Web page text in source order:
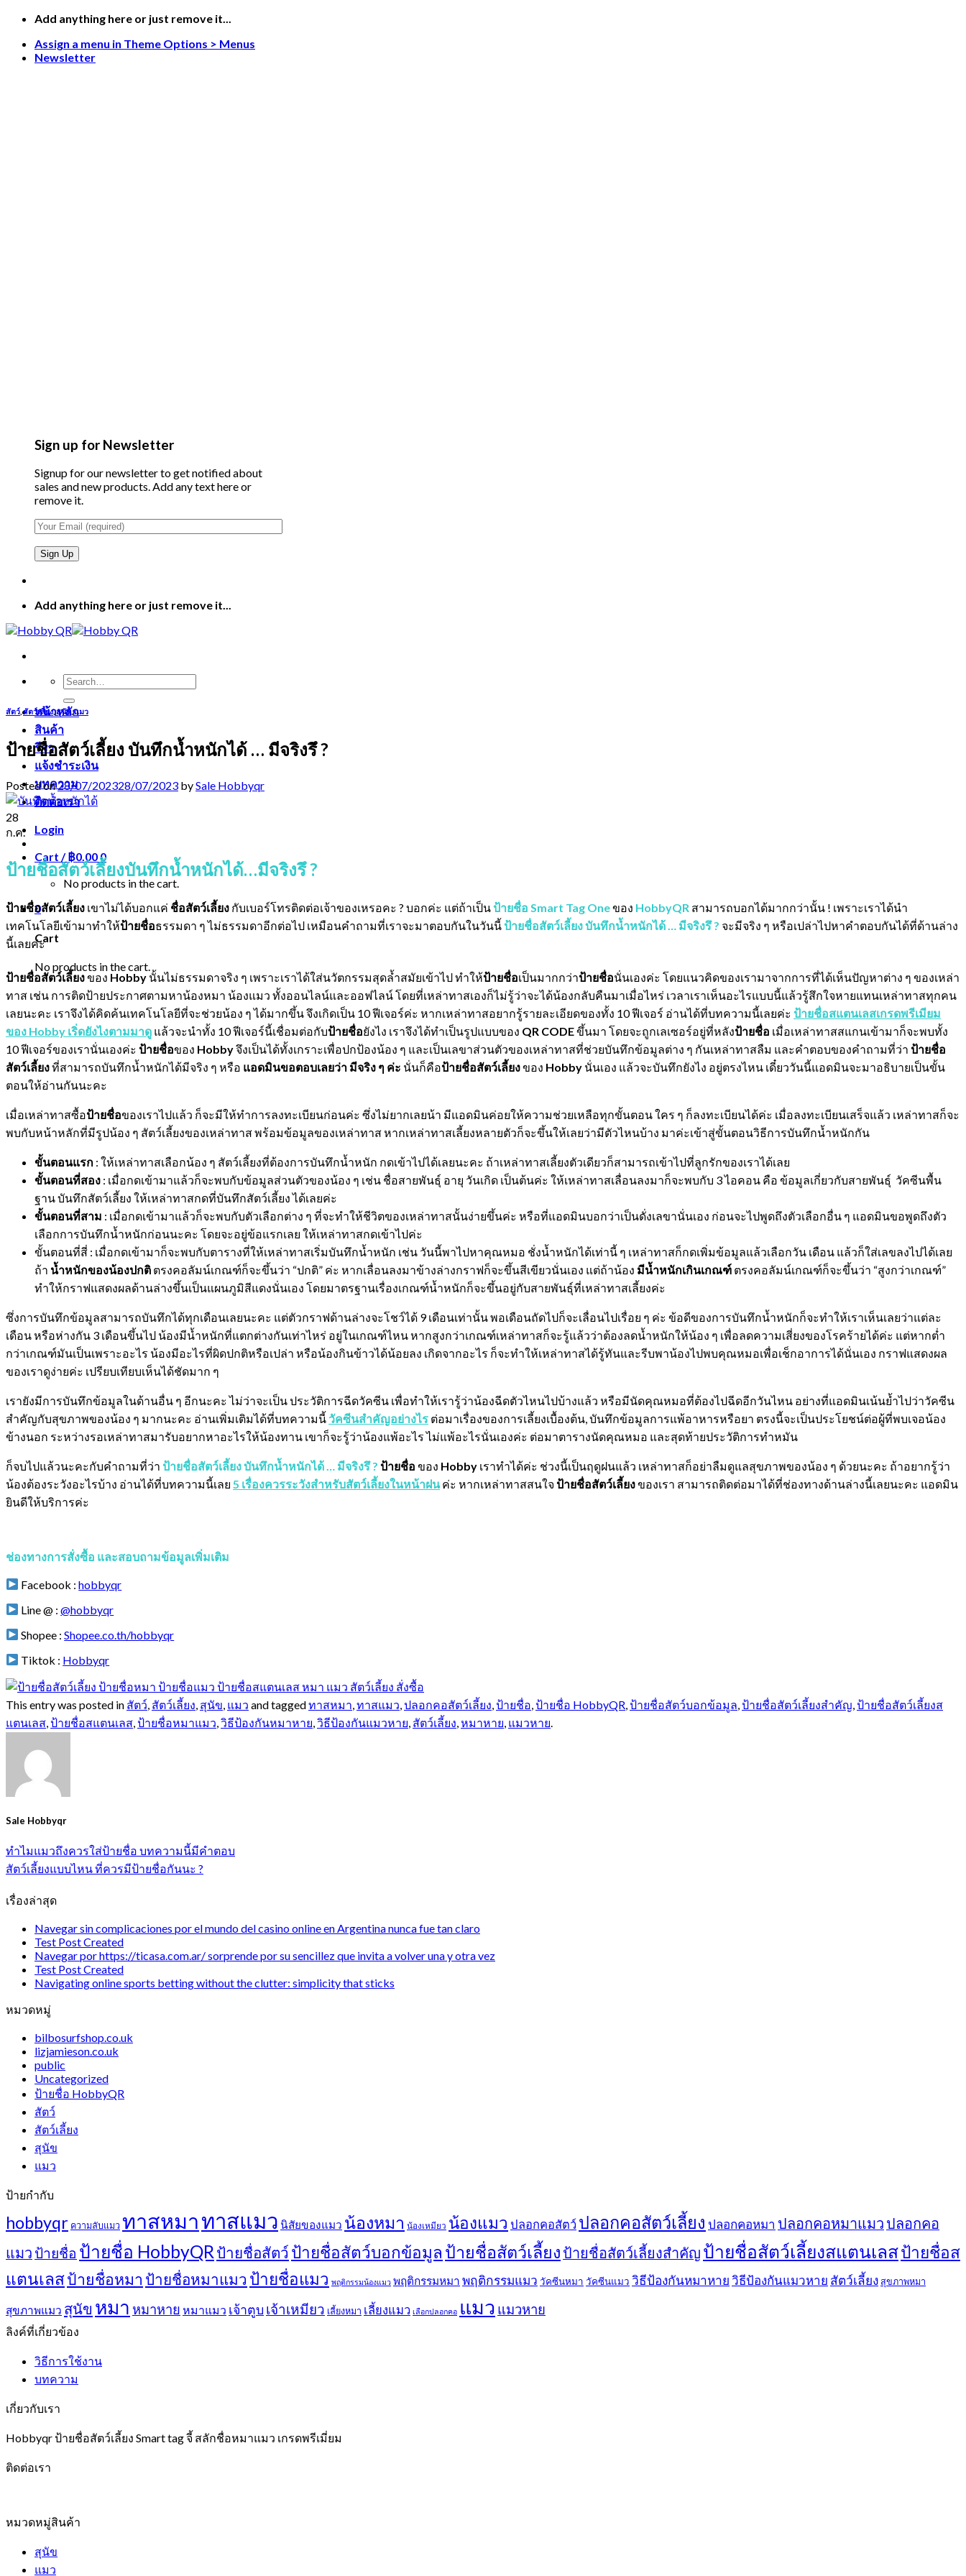
Skip
content
Add anything here or just remove it...
Assign a menu in Theme Options > Menus
Newsletter
Sign up for Newsletter
Signup for our newsletter to get notified about
sales and new products. Add any text here or
remove it.
Add anything here or just remove it...
Search
for:
หน้าหลัก
สินค้า
รีวิว
แจ้งชำระเงิน
บทความ
ติดต่อเรา
Login
Cart /฿0.000
No products in the cart.
0
Cart
No products in the cart.
สัตว์ ,สัตว์เลี้ยง,สุนัข,แมว
ป้ายชื่อสัตว์เลี้ยง บันทึกน้ำหนักได้ … มีจริงรึ ?
Posted on28/07/202328/07/2023 bySale Hobbyqr
28
ก.ค.
ป้ายชื่อสัตว์เลี้ยงบันทึกน้ำหนักได้…มีจริงรึ ?
ป้ายชื่อสัตว์เลี้ยง เขาไม่ได้บอกแค่ ชื่อสัตว์เลี้ยง กับเบอร์โทรติดต่อเจ้าของเหรอคะ ? บอกค่ะ แต่ถ้าเป็น ป้ายชื่อ Smart Tag Oneของ HobbyQR สามารถบอกได้มากกว่านั้น ! เพราะเราได้นำ
เทคโนโลยีเข้ามาทำให้ป้ายชื่อธรรมดา ๆ ไม่ธรรมดาอีกต่อไป เหมือนคำถามที่เราจะมาตอบกันในวันนี้ ป้ายชื่อสัตว์เลี้ยง บันทึกน้ำหนักได้ … มีจริงรึ ? จะมีจริง ๆ หรือเปล่าไปหาคำตอบกันได้ที่ด้านล่าง
นี้เลยค่ะ
ป้ายชื่อสัตว์เลี้ยงของ Hobby นั้นไม่ธรรมดาจริง ๆ เพราะเราได้ใส่นวัตกรรมสุดล้ำสมัยเข้าไป ทำให้ป้ายชื่อเป็นมากกว่าป้ายชื่อนั่นเองค่ะ โดยแนวคิดของเรามาจากการที่ได้เห็นปัญหาต่าง ๆ ของเหล่า
ทาส เช่น การติดป้ายประกาศตามหาน้องหมา น้องแมว ทั้งออนไลน์และออฟไลน์ โดยที่เหล่าทาสเองก็ไม่รู้ว่าจะได้น้องกลับคืนมาเมื่อไหร่ เวลาเราเห็นอะไรแบบนี้แล้วรู้สึกใจหายแทนเหล่าทาสทุกคน
เลยนะคะ เราจึงได้คิดค้นเทคโนโลยีที่จะช่วยน้อง ๆ ได้มากขึ้น จึงเกิดเป็น 10 ฟีเจอร์ค่ะ หากเหล่าทาสอยากรู้รายละเอียดของทั้ง 10 ฟีเจอร์ อ่านได้ที่บทความนี้เลยค่ะ ป้ายชื่อสแตนเลสเกรดพรีเมียม
ของ Hobby เริ่ดยังไงตามมาดู แล้วจะนำทั้ง 10 ฟีเจอร์นี้เชื่อมต่อกับป้ายชื่อยังไง เราจึงได้ทำเป็นรูปแบบของ QR CODEขึ้นมา โดยจะถูกเลเซอร์อยู่ที่หลังป้ายชื่อ เมื่อเหล่าทาสสแกนเข้ามาก็จะพบทั้ง
10 ฟีเจอร์ของเรานั่นเองค่ะ ป้ายชื่อของ Hobbyจึงเป็นได้ทั้งเกราะเพื่อปกป้องน้อง ๆ และเป็นเลขาส่วนตัวของเหล่าทาสที่ช่วยบันทึกข้อมูลต่าง ๆ กันเหล่าทาสลืม และคำตอบของคำถามที่ว่า ป้ายชื่อ
สัตว์เลี้ยงที่สามารถบันทึกน้ำหนักได้มีจริง ๆ หรือ แอดมินขอตอบเลยว่า มีจริง ๆ ค่ะ นั่นก็คือป้ายชื่อสัตว์เลี้ยงของ Hobby นั่นเอง แล้วจะบันทึกยังไง อยู่ตรงไหน เดี๋ยววันนี้แอดมินจะมาอธิบายเป็นขั้น
ตอนให้อ่านกันนะคะ
เมื่อเหล่าทาสซื้อป้ายชื่อของเราไปแล้ว ก็จะมีให้ทำการลงทะเบียนก่อนค่ะ ซึ่งไม่ยากเลยน้า มีแอดมินค่อยให้ความช่วยเหลือทุกขั้นตอน ใคร ๆ ก็ลงทะเบียนได้ค่ะ เมื่อลงทะเบียนเสร็จแล้ว เหล่าทาสก็จะ
พบกับหน้าหลักที่มีรูปน้อง ๆ สัตว์เลี้ยงของเหล่าทาส พร้อมข้อมูลของเหล่าทาส หากเหล่าทาสเลี้ยงหลายตัวก็จะขึ้นให้เลยว่ามีตัวไหนบ้าง มาค่ะเข้าสู่ขั้นตอนวิธีการบันทึกน้ำหนักกัน
ขั้นตอนแรก : ให้เหล่าทาสเลือกน้อง ๆ สัตว์เลี้ยงที่ต้องการบันทึกน้ำหนัก กดเข้าไปได้เลยนะคะ ถ้าเหล่าทาสเลี้ยงตัวเดียวก็สามารถเข้าไปที่ลูกรักของเราได้เลย
ขั้นตอนที่สอง : เมื่อกดเข้ามาแล้วก็จะพบกับข้อมูลส่วนตัวของน้อง ๆ เช่น ชื่อสายพันธุ์ อายุ วันเกิด เป็นต้นค่ะ ให้เหล่าทาสเลื่อนลงมาก็จะพบกับ 3 ไอคอน คือ ข้อมูลเกี่ยวกับสายพันธุ์ วัคซีนพื้น
ฐาน บันทึกสัตว์เลี้ยง ให้เหล่าทาสกดที่บันทึกสัตว์เลี้ยง ได้เลยค่ะ
ขั้นตอนที่สาม : เมื่อกดเข้ามาแล้วก็จะพบกับตัวเลือกต่าง ๆ ที่จะทำให้ชีวิตของเหล่าทาสนั้นง่ายขึ้นค่ะ หรือที่แอดมินบอกว่าเป็นดั่งเลขานั่นเอง ก่อนจะไปพูดถึงตัวเลือกอื่น ๆ แอดมินขอพูดถึงตัว
เลือกการบันทึกน้ำหนักก่อนนะคะ โดยจะอยู่ข้อแรกเลย ให้เหล่าทาสกดเข้าไปค่ะ
ขั้นตอนที่สี่ : เมื่อกดเข้ามาก็จะพบกับตารางที่ให้เหล่าทาสเริ่มบันทึกน้ำหนัก เช่น วันนี้พาไปหาคุณหมอ ชั่งน้ำหนักได้เท่านี้ ๆ เหล่าทาสก็กดเพิ่มข้อมูลแล้วเลือกวัน เดือน แล้วก็ใส่เลขลงไปได้เลย
ถ้า น้ำหนักของน้องปกติ ตรงคอลัมน์เกณฑ์ก็จะขึ้นว่า “ปกติ” ค่ะ หากเลื่อนลงมาข้างล่างกราฟก็จะขึ้นสีเขียวนั่นเอง แต่ถ้าน้อง มีน้ำหนักเกินเกณฑ์ ตรงคอลัมน์เกณฑ์ก็จะขึ้นว่า “สูงกว่าเกณฑ์”
ทำให้กราฟแสดงผลด้านล่างขึ้นเป็นแผนภูมิสีแดงนั่นเอง โดยมาตรฐานเรื่องเกณฑ์น้ำหนักก็จะขึ้นอยู่กับสายพันธุ์ที่เหล่าทาสเลี้ยงค่ะ
ซึ่งการบันทึกข้อมูลสามารถบันทึกได้ทุกเดือนเลยนะคะ แต่ตัวกราฟด้านล่างจะโชว์ได้ 9 เดือนเท่านั้น พอเดือนถัดไปก็จะเลื่อนไปเรื่อย ๆ ค่ะ ข้อดีของการบันทึกน้ำหนักก็จะทำให้เราเห็นเลยว่าแต่ละ
เดือน หรือห่างกัน 3 เดือนขึ้นไป น้องมีน้ำหนักที่แตกต่างกันเท่าไหร่ อยู่ในเกณฑ์ไหน หากสูงกว่าเกณฑ์เหล่าทาสก็จะรู้แล้วว่าต้องลดน้ำหนักให้น้อง ๆ เพื่อลดความเสี่ยงของโรคร้ายได้ค่ะ แต่หากต่ำ
กว่าเกณฑ์มันเป็นเพราะอะไร น้องมีอะไรที่ผิดปกติหรือเปล่า หรือน้องกินข้าวได้น้อยลง เกิดจากอะไร ก็จะทำให้เหล่าทาสได้รู้ทันและรีบพาน้องไปพบคุณหมอเพื่อเช็กอาการได้นั่นเอง กราฟแสดงผล
ของเราดูง่ายค่ะ เปรียบเทียบเห็นได้ชัดมาก ๆ
เรายังมีการบันทึกข้อมูลในด้านอื่น ๆ อีกนะคะ ไม่ว่าจะเป็น ประวัติการฉีดวัคซีน เพื่อทำให้เรารู้ว่าน้องฉีดตัวไหนไปบ้างแล้ว หรือมีนัดคุณหมอที่ต้องไปฉีดอีกวันไหน อย่างที่แอดมินเน้นย้ำไปว่าวัคซีน
สำคัญกับสุขภาพของน้อง ๆ มากนะคะ อ่านเพิ่มเติมได้ที่บทความนี้วัคซีนสำคัญอย่างไร ต่อมาเรื่องของการเลี้ยงเบื้องต้น, บันทึกข้อมูลการแพ้อาหารหรือยา ตรงนี้จะเป็นประโยชน์ต่อผู้ที่พบเจอน้อง
ข้างนอก ระหว่างรอเหล่าทาสมารับอยากหาอะไรให้น้องทาน เขาก็จะรู้ว่าน้องแพ้อะไร ไม่แพ้อะไรนั่นเองค่ะ ต่อมาตารางนัดคุณหมอ และสุดท้ายประวัติการทำหมัน
ก็จบไปแล้วนะคะกับคำถามที่ว่า ป้ายชื่อสัตว์เลี้ยง บันทึกน้ำหนักได้ … มีจริงรึ ? ป้ายชื่อ ของ Hobby เราทำได้ค่ะ ช่วงนี้เป็นฤดูฝนแล้ว เหล่าทาสก็อย่าลืมดูแลสุขภาพของน้อง ๆ ด้วยนะคะ ถ้าอยากรู้ว่า
น้องต้องระวังอะไรบ้าง อ่านได้ที่บทความนี้เลย 5 เรื่องควรระวังสำหรับสัตว์เลี้ยงในหน้าฝนค่ะ หากเหล่าทาสสนใจ ป้ายชื่อสัตว์เลี้ยงของเรา สามารถติดต่อมาได้ที่ช่องทางด้านล่างนี้เลยนะคะ แอดมิน
ยินดีให้บริการค่ะ
ช่องทางการสั่งซื้อ และสอบถามข้อมูลเพิ่มเติม
Facebook :hobbyqr
Line @ :@hobbyqr
Shopee :Shopee.co.th/hobbyqr
Tiktok : Hobbyqr
This entry was posted in สัตว์ สัตว์เลี้ยง สุนัข แมว and taggedทาสหมา ทาสแมว ปลอกคอสัตว์เลี้ยง ป้ายชื่อ ป้ายชื่อ HobbyQR ป้ายชื่อสัตว์บอกข้อมูล ป้ายชื่อสัตว์เลี้ยงสำคัญ ป้ายชื่อสัตว์เลี้ยงส
แตนเลส ป้ายชื่อสแตนเลส ป้ายชื่อหมาแมว วิธีป้องกันหมาหาย วิธีป้องกันแมวหาย สัตว์เลี้ยง หมาหาย แมวหาย
Sale Hobbyqr
ทำไมแมวถึงควรใส่ป้ายชื่อ บทความนี้มีคำตอบ
สัตว์เลี้ยงแบบไหน ที่ควรมีป้ายชื่อกันนะ ?
เรื่องล่าสุด
Navegar sin complicaciones por el mundo del casino online en Argentina nunca fue tan claro
Test Post Created
Navegar por https://ticasa.com.ar/ sorprende por su sencillez que invita a volver una y otra vez
Test Post Created
Navigating online sports betting without the clutter: simplicity that sticks
หมวดหมู่
bilbosurfshop.co.uk
lizjamieson.co.uk
public
Uncategorized
ป้ายชื่อ HobbyQR
สัตว์
สัตว์เลี้ยง
สุนัข
แมว
ป้ายกำกับ
hobbyqr ความลับแมว ทาสหมาทาสแมว นิสัยของแมว น้องหมา น้องเหมียว น้องแมว ปลอกคอสัตว์ ปลอกคอสัตว์เลี้ยง ปลอกคอหมา ปลอกคอหมาแมว ปลอกคอ
แมว ป้ายชื่อ ป้ายชื่อ HobbyQR ป้ายชื่อสัตว์ ป้ายชื่อสัตว์บอกข้อมูล ป้ายชื่อสัตว์เลี้ยง ป้ายชื่อสัตว์เลี้ยงสำคัญ ป้ายชื่อสัตว์เลี้ยงสแตนเลสป้ายชื่อส
แตนเลสป้ายชื่อหมา ป้ายชื่อหมาแมว ป้ายชื่อแมว พฤติกรรมน้องแมว พฤติกรรมหมา พฤติกรรมแมว วัคซีนหมา วัคซีนแมว วิธีป้องกันหมาหายวิธีป้องกันแมวหาย สัตว์เลี้ยง สุขภาพหมา
สุขภาพแมว สุนัข หมา หมาหาย หมาแมว เจ้าตูบ เจ้าเหมียว เลี้ยงหมา เลี้ยงแมว เลือกปลอกคอ แมว แมวหาย
ลิงค์ที่เกี่ยวข้อง
วิธีการใช้งาน
บทความ
เกี่ยวกับเรา
Hobbyqr ป้ายชื่อสัตว์เลี้ยง Smart tag จี้ สลักชื่อหมาแมว เกรดพรีเมี่ยม
ติดต่อเรา
หมวดหมู่สินค้า
สุนัข
แมว